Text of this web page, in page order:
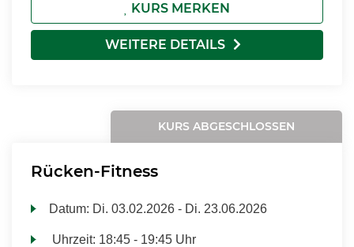
KURS MERKEN
WEITERE DETAILS
KURS ABGESCHLOSSEN
Rücken-Fitness
Datum: Di. 03.02.2026 - Di. 23.06.2026
Uhrzeit: 18:45 - 19:45 Uhr